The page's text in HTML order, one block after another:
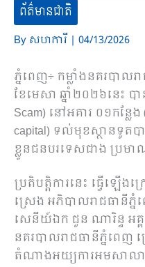
ព័ត៌មានជាតិ
By សហការី | 04/13/2026
ភ្នំពេញ÷ កម្លាំងនគរបាល
ខែមេសា ឆ្នាំ២០២៦នេះ ប
Scam) នៅអគារ ០១កន្លែង
capital) ទល់មុខស្ថានទូត
ខ្លួនជនបរទេសជាង ប្រម
ប្រតិបត្តិការនេះ ធ្វើឡើ
ស្រេង អភិបាលរាជធានីភ្
សេនីយ៍ឯក ជួន ណារិន្ទ អគ្គ
នគរបាលរាជធានីភ្នំពេ
តំណាងអយ្យការអមសាលា